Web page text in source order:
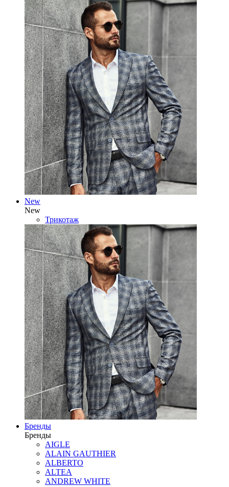
New
New
Трикотаж
Бренды
Бренды
AIGLE
ALAIN GAUTHIER
ALBERTO
ALTEA
ANDREW WHITE